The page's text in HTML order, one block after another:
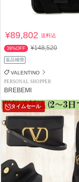
¥89,802送料込
39%OFF ¥148,520
返品補償
VALENTINO
PERSONAL SHOPPER
BREBEMI
タイムセール